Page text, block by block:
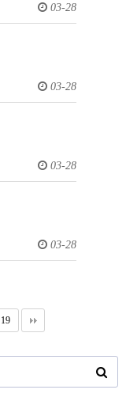
03-28
03-28
03-28
03-28
19